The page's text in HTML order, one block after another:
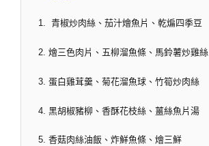
1. 青椒炒肉絲、茄汁燴魚片、乾煸四季豆
2. 燴三色肉片、五柳溜魚條、馬鈴薯炒雞絲
3. 蛋白雞茸羹、菊花溜魚球、竹筍炒肉絲
4. 黑胡椒豬柳、香酥花枝絲、薑絲魚片湯
5. 香菇肉絲油飯、炸鮮魚條、燴三鮮